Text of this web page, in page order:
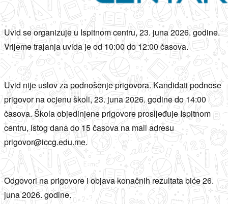
Uvid se organizuje u Ispitnom centru, 23. juna 2026. godine.
Vrijeme trajanja uvida je od 10:00 do 12:00 časova.
Uvid nije uslov za podnošenje prigovora. Kandidati podnose
prigovor na ocjenu školi, 23. juna 2026. godine do 14:00
časova. Škola objedinjene prigovore prosljeđuje Ispitnom
centru, istog dana do 15 časova na mail adresu
prigovor@iccg.edu.me.
Odgovori na prigovore i objava konačnih rezultata biće 26.
juna 2026. godine.